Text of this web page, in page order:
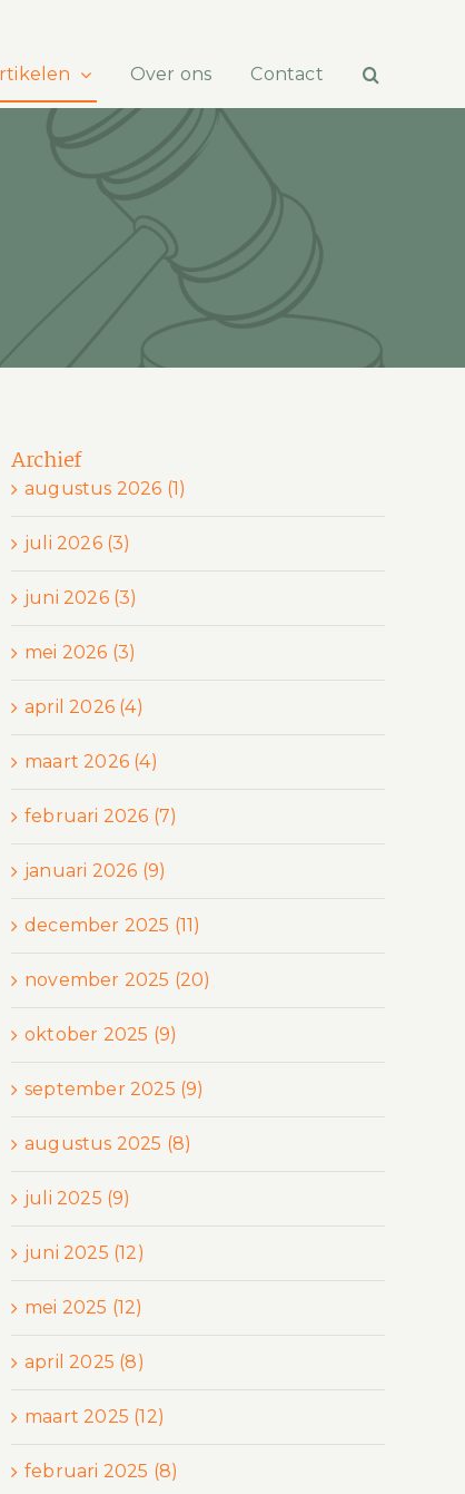
Over ons Contact
Archief
augustus 2026 (1)
juli 2026 (3)
juni 2026 (3)
mei 2026 (3)
april 2026 (4)
maart 2026 (4)
februari 2026 (7)
januari 2026 (9)
december 2025 (11)
november 2025 (20)
oktober 2025 (9)
september 2025 (9)
augustus 2025 (8)
juli 2025 (9)
juni 2025 (12)
mei 2025 (12)
april 2025 (8)
maart 2025 (12)
februari 2025 (8)